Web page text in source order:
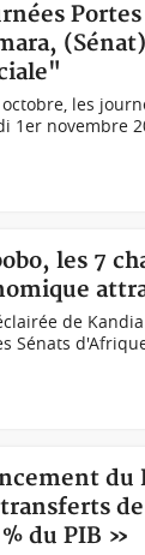
les
1er novembre
les 7
de
Sénats
du
du PIB »